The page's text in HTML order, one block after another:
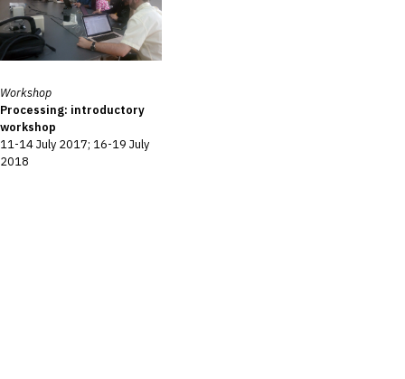
Workshop
Processing: introductory
workshop
11-14 July 2017; 16-19 July
2018